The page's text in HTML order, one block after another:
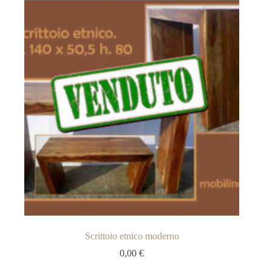
Scrittoio etnico moderno
0,00€